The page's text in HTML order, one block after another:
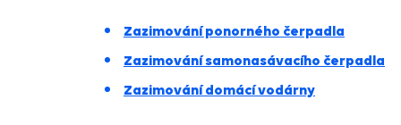
Zazimování ponorného čerpadla
Zazimování samonasávacího čerpadla
Zazimování domácí vodárny